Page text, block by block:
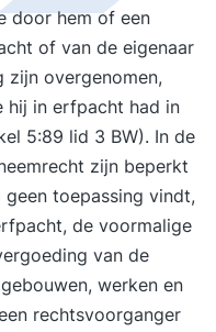
door hem of een
of van de eigenaar
zijn overgenomen,
hij in erfpacht had in
5:89 lid 3 BW). In de
zijn beperkt
toepassing vindt,
de voormalige
van de
werken en
rechtsvoorganger